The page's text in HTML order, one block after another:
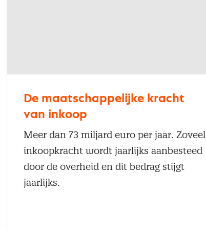
De maatschappelijke kracht
van inkoop
Meer dan 73 miljard euro per jaar. Zoveel
inkoopkracht wordt jaarlijks aanbesteed
door de overheid en dit bedrag stijgt
jaarlijks.